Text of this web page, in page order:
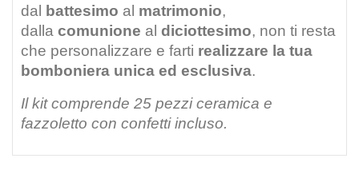
dal battesimo al matrimonio,
dalla comunione al diciottesimo, non ti resta
che personalizzare e farti realizzare la tua
bomboniera unica ed esclusiva.
Il kit comprende 25 pezzi ceramica e
fazzoletto con confetti incluso.